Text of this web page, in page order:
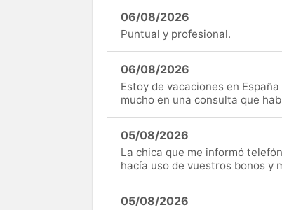
06/08/2026
Puntual y profesional.
06/08/2026
Estoy de vacaciones en
mucho en una consulta que
05/08/2026
La chica que me informó
hacía uso de vuestros bonos y
05/08/2026